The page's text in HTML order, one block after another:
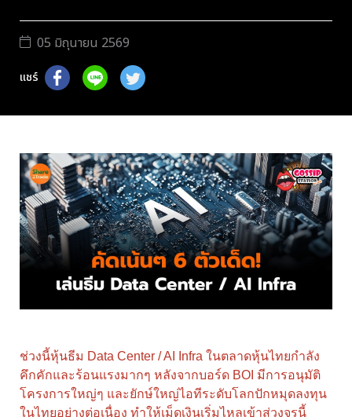
05 มิถุนายน 2569
แชร์
ช่วงนี้หุ้นธีม Data Center / AI Infra ในตลาดหุ้นไทยกำลัง
คึกคักและร้อนแรงมากๆ หลังจากบอร์ด BOI มีการอนุมัติ
โครงการใหญ่ๆ และยักษ์ใหญ่ไอทีระดับโลกปักหมุดลงทุน
ในไทยอย่างต่อเนื่อง ทำให้เม็ดเงินเริ่มไหลเข้าสู่วงจรนี้